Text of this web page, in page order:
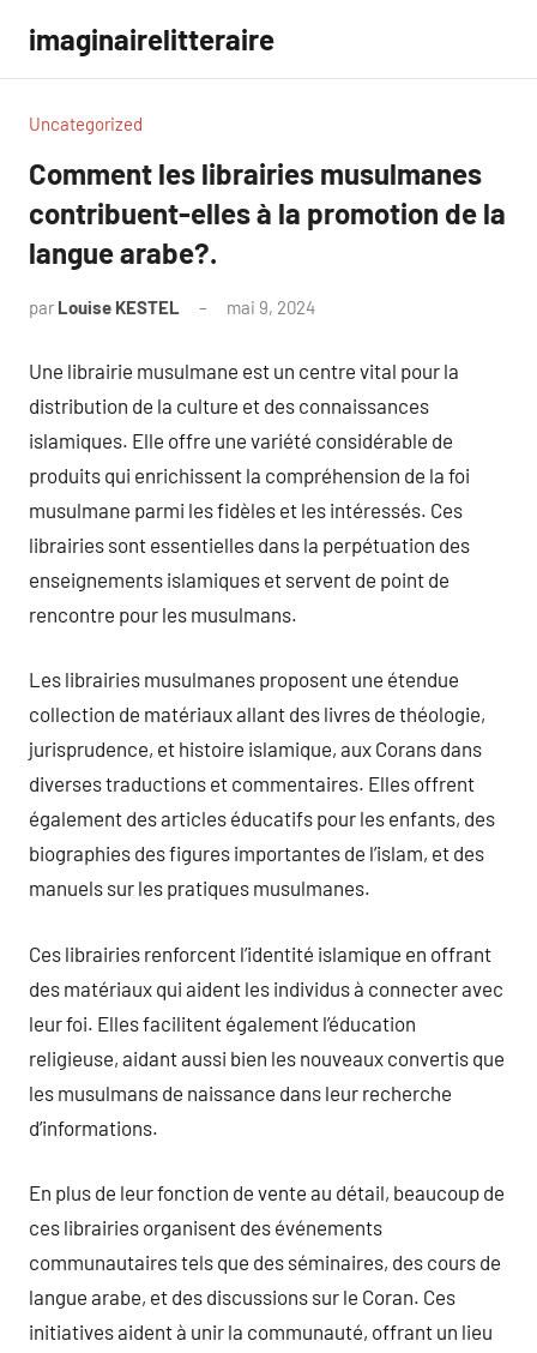
contenu
imaginairelitteraire
Uncategorized
Comment les librairies musulmanes
contribuent-elles à la promotion de la
langue arabe?.
par Louise KESTEL mai 9, 2024
Une librairie musulmane est un centre vital pour la
distribution de la culture et des connaissances
islamiques. Elle offre une variété considérable de
produits qui enrichissent la compréhension de la foi
musulmane parmi les fidèles et les intéressés. Ces
librairies sont essentielles dans la perpétuation des
enseignements islamiques et servent de point de
rencontre pour les musulmans.
Les librairies musulmanes proposent une étendue
collection de matériaux allant des livres de théologie,
jurisprudence, et histoire islamique, aux Corans dans
diverses traductions et commentaires. Elles offrent
également des articles éducatifs pour les enfants, des
biographies des figures importantes de l’islam, et des
manuels sur les pratiques musulmanes.
Ces librairies renforcent l’identité islamique en offrant
des matériaux qui aident les individus à connecter avec
leur foi. Elles facilitent également l’éducation
religieuse, aidant aussi bien les nouveaux convertis que
les musulmans de naissance dans leur recherche
d’informations.
En plus de leur fonction de vente au détail, beaucoup de
ces librairies organisent des événements
communautaires tels que des séminaires, des cours de
langue arabe, et des discussions sur le Coran. Ces
initiatives aident à unir la communauté, offrant un lieu